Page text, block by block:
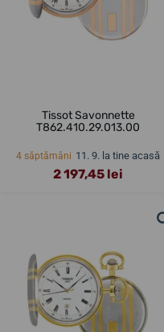
Tissot Savonnette
T862.410.29.013.00
4 săptămâni 11. 9. la tine acasă
2 197,45 lei